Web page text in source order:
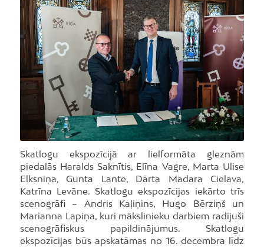
Skatlogu ekspozīcijā ar lielformāta gleznām
piedalās Haralds Saknītis, Elīna Vagre, Marta Ulise
Elksniņa, Gunta Lante, Dārta Madara Cielava,
Katrīna Levāne. Skatlogu ekspozīcijas iekārto trīs
scenogrāfi – Andris Kaļiņins, Hugo Bērziņš un
Marianna Lapiņa, kuri mākslinieku darbiem radījuši
scenogrāfiskus papildinājumus. Skatlogu
ekspozīcijas būs apskatāmas no 16. decembra līdz